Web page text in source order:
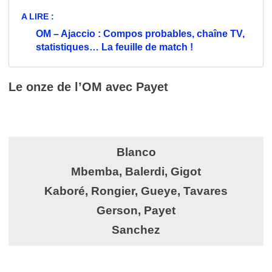
A LIRE :
OM – Ajaccio : Compos probables, chaîne TV,
statistiques… La feuille de match !
Le onze de l’OM avec Payet
Blanco
Mbemba, Balerdi, Gigot
Kaboré, Rongier, Gueye, Tavares
Gerson, Payet
Sanchez